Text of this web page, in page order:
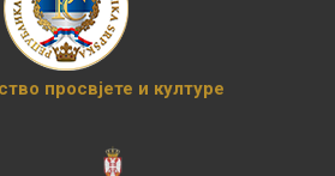
просвјете и културе